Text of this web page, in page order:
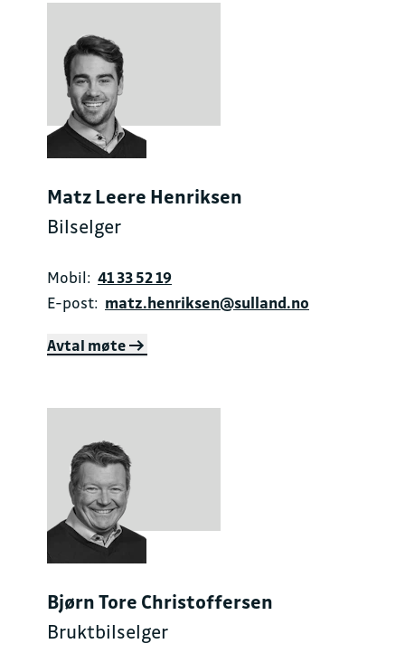
Matz Leere Henriksen
Bilselger
Mobil: 41 33 52 19
E-post: matz.henriksen@sulland.no
Avtal møte
Bjørn Tore Christoffersen
Bruktbilselger